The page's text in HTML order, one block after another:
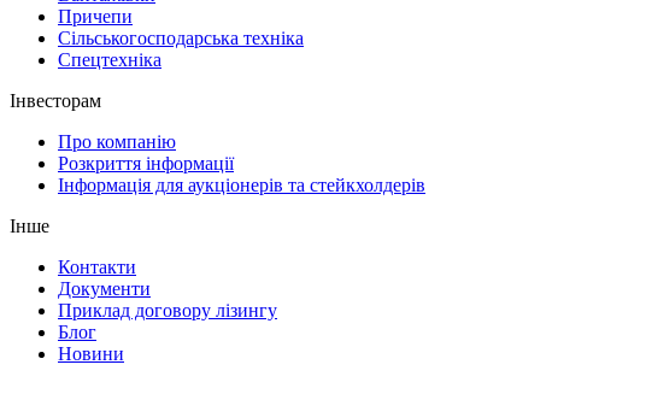
Причепи
Сільськогосподарська техніка
Спецтехніка
Інвесторам
Про компанію
Розкриття інформації
Інформація для аукціонерів та стейкхолдерів
Інше
Контакти
Документи
Приклад договору лізингу
Блог
Новини